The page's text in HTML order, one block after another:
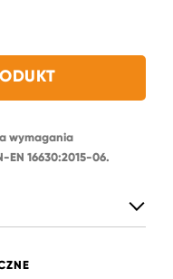
wymagania
16630:2015-06.